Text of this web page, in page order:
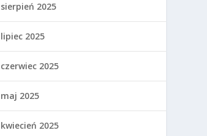
sierpień 2025
lipiec 2025
czerwiec 2025
maj 2025
kwiecień 2025